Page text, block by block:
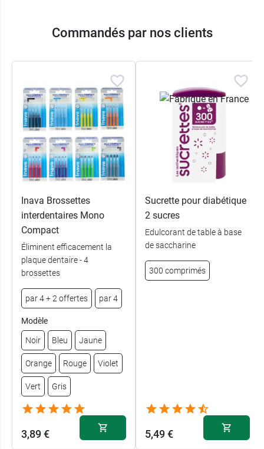
Commandés par nos clients
Inava Brossettes
interdentaires Mono
Compact
Éliminent efficacement la
plaque dentaire - 4
brossettes
par 4 + 2 offertes par 4
Modèle
Noir Bleu Jaune
Orange Rouge Violet
Vert Gris
3,89 €
Sucrette pour diabétique
2 sucres
Edulcorant de table à base
de saccharine
300 comprimés
5,49 €